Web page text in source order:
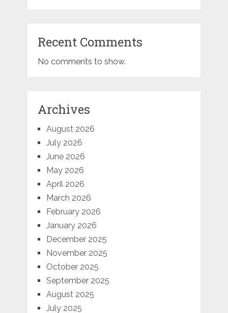
Recent Comments
No comments to show.
Archives
August 2026
July 2026
June 2026
May 2026
April 2026
March 2026
February 2026
January 2026
December 2025
November 2025
October 2025
September 2025
August 2025
July 2025